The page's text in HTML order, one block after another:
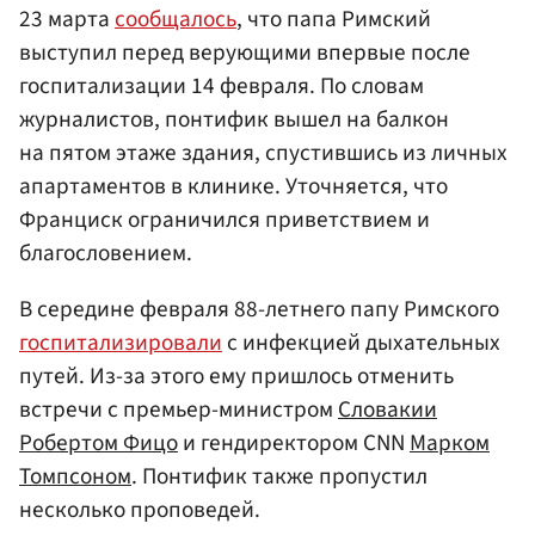
23 мартасообщалось, что папа Римский
выступил перед верующими впервые после
госпитализации 14 февраля. По словам
журналистов, понтифик вышел на балкон
на пятом этаже здания, спустившись из личных
апартаментов в клинике. Уточняется, что
Франциск ограничился приветствием и
благословением.
В середине февраля 88-летнего папу Римского
госпитализировалис инфекцией дыхательных
путей. Из-за этого ему пришлось отменить
встречи с премьер-министромСловакии
Робертом Фицои гендиректором CNNМарком
Томпсоном. Понтифик также пропустил
несколько проповедей.